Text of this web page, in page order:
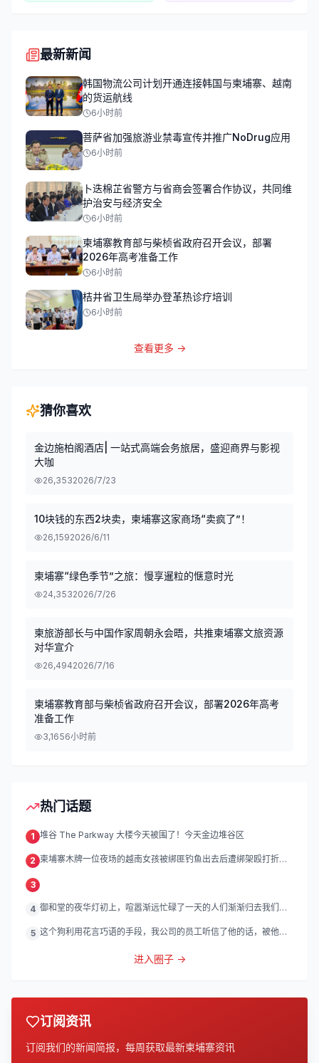
最新新闻
韩国物流公司计划开通连接韩国与柬埔寨、越南
的货运航线
6小时前
菩萨省加强旅游业禁毒宣传并推广NoDrug应用
6小时前
卜迭棉芷省警方与省商会签署合作协议，共同维
护治安与经济安全
6小时前
柬埔寨教育部与柴桢省政府召开会议，部署
2026年高考准备工作
6小时前
桔井省卫生局举办登革热诊疗培训
6小时前
查看更多 →
猜你喜欢
金边施柏阁酒店| 一站式高端会务旅居，盛迎商界与影视
大咖
26,3532026/7/23
10块钱的东西2块卖，柬埔寨这家商场“卖疯了”！
26,1592026/6/11
柬埔寨“绿色季节”之旅：慢享暹粒的惬意时光
24,3532026/7/26
柬旅游部长与中国作家周朝永会晤，共推柬埔寨文旅资源
对华宣介
26,4942026/7/16
柬埔寨教育部与柴桢省政府召开会议，部署2026年高考
准备工作
3,1656小时前
热门话题
1 堆谷 The Parkway 大楼今天被围了！今天金边堆谷区
2 柬埔寨木牌一位夜场的越南女孩被绑匪钓鱼出去后遭绑架殴打折
3
4 御和堂的夜华灯初上，喧嚣渐远忙碌了一天的人们渐渐归去我们的
5 这个狗利用花言巧语的手段，我公司的员工听信了他的话，被他带
进入圈子 →
订阅资讯
订阅我们的新闻简报，每周获取最新柬埔寨资讯